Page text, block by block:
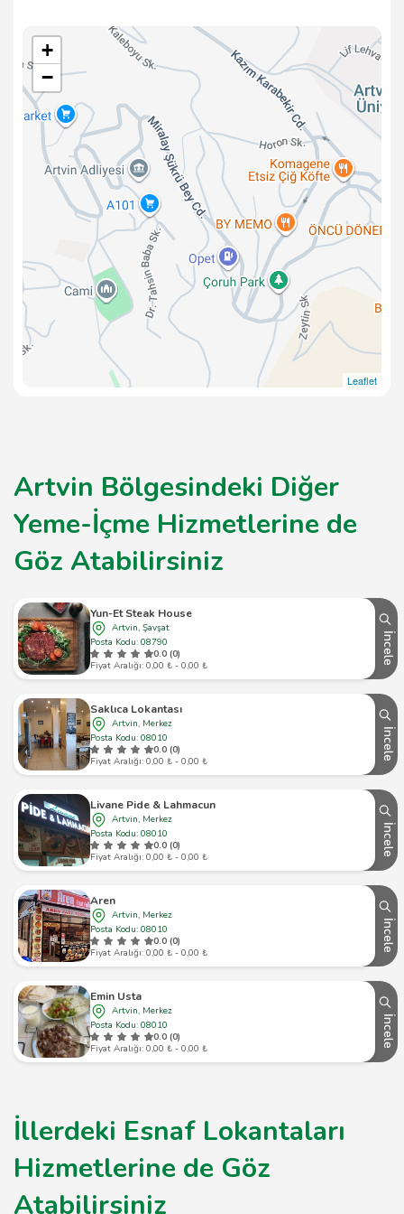
+
−
Leaflet
Artvin Bölgesindeki Diğer
Yeme-İçme Hizmetlerine de
Göz Atabilirsiniz
Yun-Et Steak House
Artvin, Şavşat
Posta Kodu: 08790
0.0 (0)
Fiyat Aralığı: 0,00 ₺ - 0,00 ₺
İncele
Saklıca Lokantası
Artvin, Merkez
Posta Kodu: 08010
0.0 (0)
Fiyat Aralığı: 0,00 ₺ - 0,00 ₺
İncele
Livane Pide & Lahmacun
Artvin, Merkez
Posta Kodu: 08010
0.0 (0)
Fiyat Aralığı: 0,00 ₺ - 0,00 ₺
İncele
Aren
Artvin, Merkez
Posta Kodu: 08010
0.0 (0)
Fiyat Aralığı: 0,00 ₺ - 0,00 ₺
İncele
Emin Usta
Artvin, Merkez
Posta Kodu: 08010
0.0 (0)
Fiyat Aralığı: 0,00 ₺ - 0,00 ₺
İncele
İllerdeki Esnaf Lokantaları
Hizmetlerine de Göz
Atabilirsiniz